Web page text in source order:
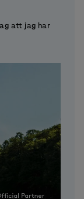
att jag har